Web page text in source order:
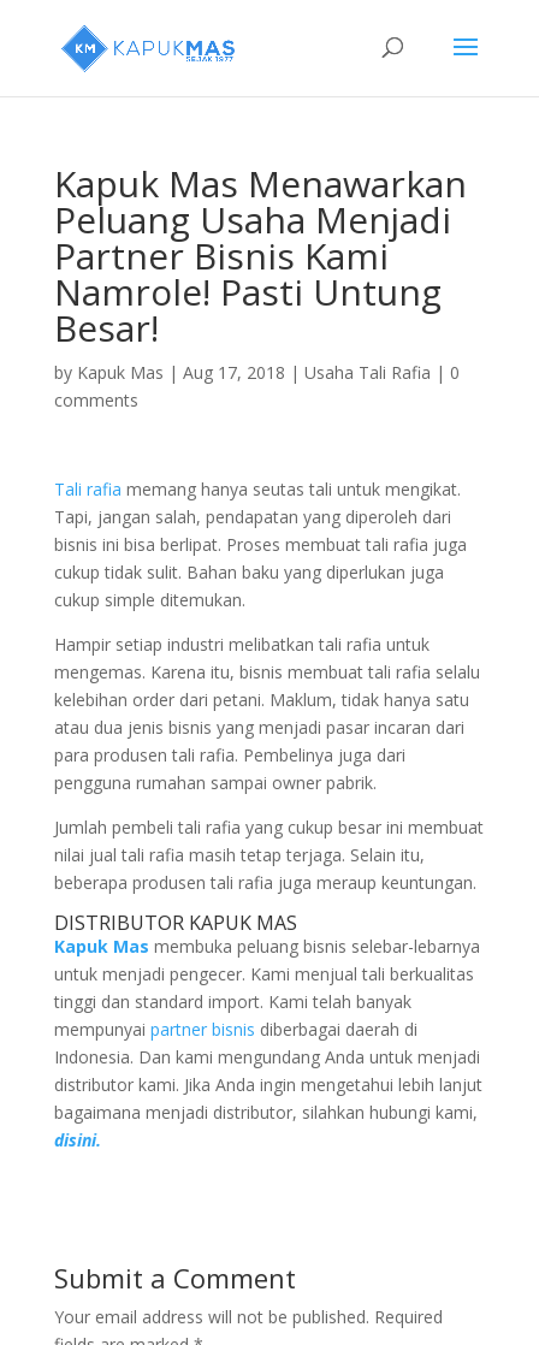
Kapuk Mas Menawarkan
Peluang Usaha Menjadi
Partner Bisnis Kami
Namrole! Pasti Untung
Besar!
by Kapuk Mas | Aug 17, 2018 | Usaha Tali Rafia | 0
comments
Tali rafia memang hanya seutas tali untuk mengikat.
Tapi, jangan salah, pendapatan yang diperoleh dari
bisnis ini bisa berlipat. Proses membuat tali rafia juga
cukup tidak sulit. Bahan baku yang diperlukan juga
cukup simple ditemukan.
Hampir setiap industri melibatkan tali rafia untuk
mengemas. Karena itu, bisnis membuat tali rafia selalu
kelebihan order dari petani. Maklum, tidak hanya satu
atau dua jenis bisnis yang menjadi pasar incaran dari
para produsen tali rafia. Pembelinya juga dari
pengguna rumahan sampai owner pabrik.
Jumlah pembeli tali rafia yang cukup besar ini membuat
nilai jual tali rafia masih tetap terjaga. Selain itu,
beberapa produsen tali rafia juga meraup keuntungan.
DISTRIBUTOR KAPUK MAS
Kapuk Mas membuka peluang bisnis selebar-lebarnya
untuk menjadi pengecer. Kami menjual tali berkualitas
tinggi dan standard import. Kami telah banyak
mempunyai partner bisnis diberbagai daerah di
Indonesia. Dan kami mengundang Anda untuk menjadi
distributor kami. Jika Anda ingin mengetahui lebih lanjut
bagaimana menjadi distributor, silahkan hubungi kami,
disini.
Submit a Comment
Your email address will not be published. Required